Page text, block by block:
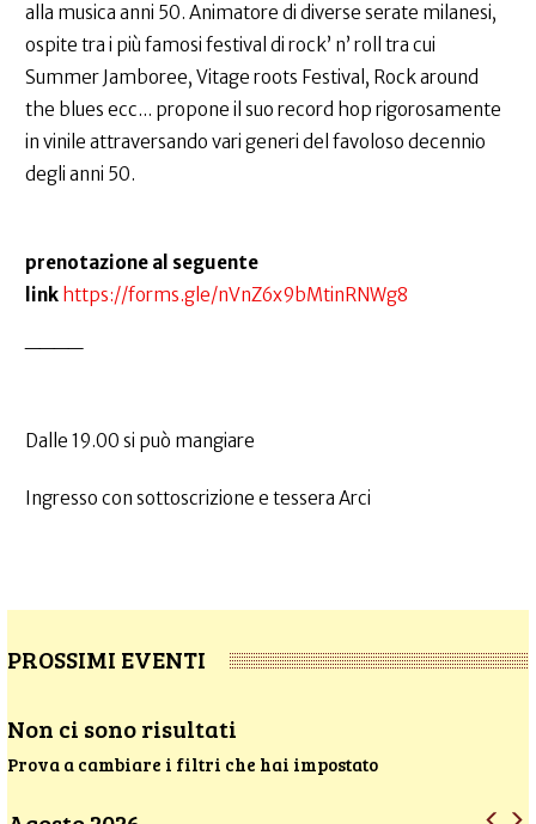
alla musica anni 50. Animatore di diverse serate milanesi,
ospite tra i più famosi festival di rock’ n’ roll tra cui
Summer Jamboree, Vitage roots Festival, Rock around
the blues ecc... propone il suo record hop rigorosamente
in vinile attraversando vari generi del favoloso decennio
degli anni 50.
prenotazione al seguente
link https://forms.gle/nVnZ6x9bMtinRNWg8
Dalle 19.00 si può mangiare
Ingresso con sottoscrizione e tessera Arci
PROSSIMI EVENTI
Non ci sono risultati
Prova a cambiare i filtri che hai impostato